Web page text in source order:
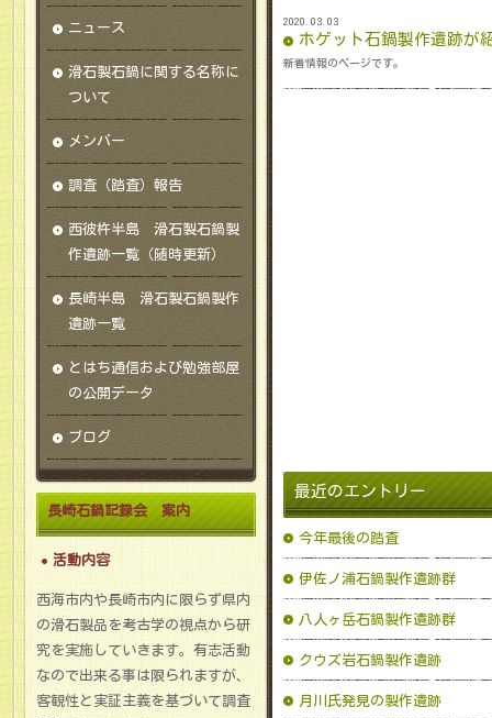
2020.03.03
ホゲット石鍋製作遺跡が
新着情報のページです。
最近のエントリー
今年最後の踏査
伊佐ノ浦石鍋製作遺跡群
八人ヶ岳石鍋製作遺跡群
クウズ岩石鍋製作遺跡
月川氏発見の製作遺跡
ニュース
滑石製石鍋に関する名称に
ついて
メンバー
調査（踏査）報告
西彼杵半島 滑石製石鍋製
作遺跡一覧（随時更新）
長崎半島 滑石製石鍋製作
遺跡一覧
とはち通信および勉強部屋
の公開データ
ブログ
長崎石鍋記録会 案内
活動内容
西海市内や長崎市内に限らず県内
の滑石製品を考古学の視点から研
究を実施していきます。有志活動
なので出来る事は限られますが、
客観性と実証主義を基づいて調査